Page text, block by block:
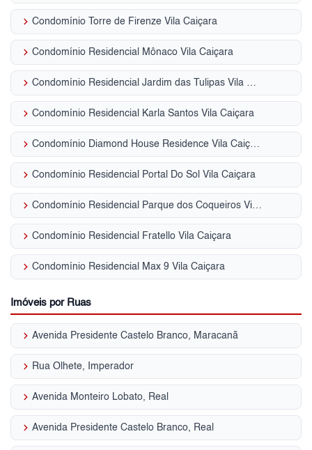
keyboard_arrow_right Condomínio Torre de Firenze Vila Caiçara
keyboard_arrow_right Condomínio Residencial Mônaco Vila Caiçara
keyboard_arrow_right Condomínio Residencial Jardim das Tulipas Vila Caiçara
keyboard_arrow_right Condomínio Residencial Karla Santos Vila Caiçara
keyboard_arrow_right Condomínio Diamond House Residence Vila Caiçara
keyboard_arrow_right Condomínio Residencial Portal Do Sol Vila Caiçara
keyboard_arrow_right Condomínio Residencial Parque dos Coqueiros Vila Caiçara
keyboard_arrow_right Condomínio Residencial Fratello Vila Caiçara
keyboard_arrow_right Condomínio Residencial Max 9 Vila Caiçara
Imóveis por Ruas
keyboard_arrow_right Avenida Presidente Castelo Branco, Maracanã
keyboard_arrow_right Rua Olhete, Imperador
keyboard_arrow_right Avenida Monteiro Lobato, Real
keyboard_arrow_right Avenida Presidente Castelo Branco, Real